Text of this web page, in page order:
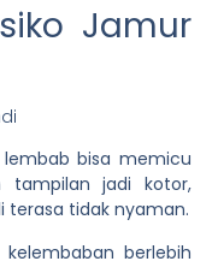
Jamur
bisa memicu
tampilan jadi kotor,
tidak nyaman.
berlebih